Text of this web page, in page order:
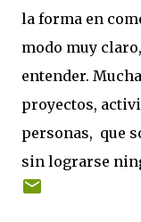
la forma en
modo muy
entender.
proyectos,
personas, que
sin lograrse